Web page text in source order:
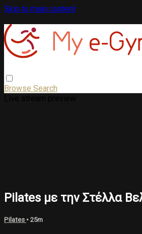
Skip to main content
Browse Search
Pilates με την Στέλλα
Pilates • 25m